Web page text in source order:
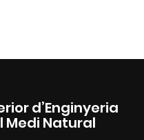
d’Enginyeria
Medi Natural